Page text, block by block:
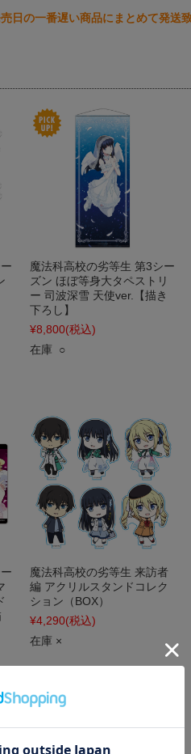
日の一番遅い商品にまとめて発送
魔法科高校の劣等生 第3シー
ズン ほぼ等身大タペストリ
ー 司波深雪 天使ver.【描き
下ろし】
¥8,800(税込)
在庫 ○
魔法科高校の劣等生 来訪者
編 アクリルスタンドコレク
ション（BOX）
¥4,290(税込)
在庫 ×